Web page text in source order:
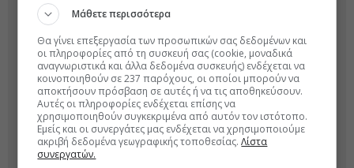
Μάθετε περισσότερα
Θα γίνει επεξεργασία των προσωπικών σας δεδομένων και
οι πληροφορίες από τη συσκευή σας (cookie, μοναδικά
αναγνωριστικά και άλλα δεδομένα συσκευής) ενδέχεται να
κοινοποιηθούν σε 237 παρόχους, οι οποίοι μπορούν να
αποκτήσουν πρόσβαση σε αυτές ή να τις αποθηκεύσουν.
Αυτές οι πληροφορίες ενδέχεται επίσης να
χρησιμοποιηθούν συγκεκριμένα από αυτόν τον ιστότοπο.
Εμείς και οι συνεργάτες μας ενδέχεται να χρησιμοποιούμε
ακριβή δεδομένα γεωγραφικής τοποθεσίας.Λίστα
συνεργατών.